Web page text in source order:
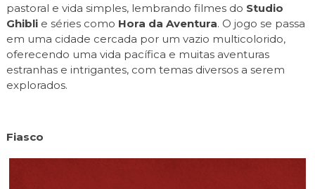
pastoral e vida simples, lembrando filmes do Studio
Ghiblie séries como Hora da Aventura. O jogo se passa
em uma cidade cercada por um vazio multicolorido,
oferecendo uma vida pacífica e muitas aventuras
estranhas e intrigantes, com temas diversos a serem
explorados.
Fiasco